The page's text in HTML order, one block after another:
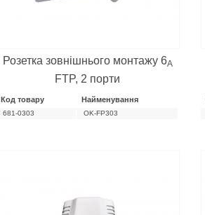
Розетка зовнішнього монтажу 6А
FTP, 2 порти
Код товару Найменування
681-0303 OK-FP303